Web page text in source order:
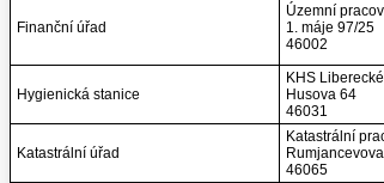
Finanční úřad
Územní
1. máje 97/25
46002
Hygienická stanice
KHS
Husova 64
46031
Katastrální úřad
Katastrální
46065